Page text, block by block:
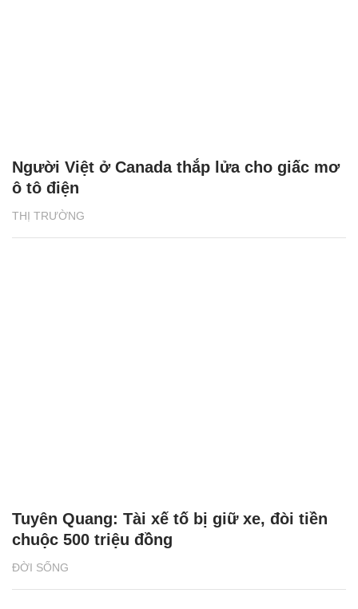
THỊ TRƯỜNG
Người Việt ở Canada thắp lửa cho giấc mơ
ô tô điện
ĐỜI SỐNG
Tuyên Quang: Tài xế tố bị giữ xe, đòi tiền
chuộc 500 triệu đồng